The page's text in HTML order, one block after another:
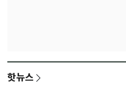
핫뉴스